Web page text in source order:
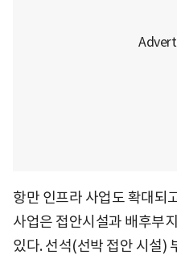
항만 인프라 사업도 확대되
사업은 접안시설과 배후부
있다. 선석(선박 접안 시설)